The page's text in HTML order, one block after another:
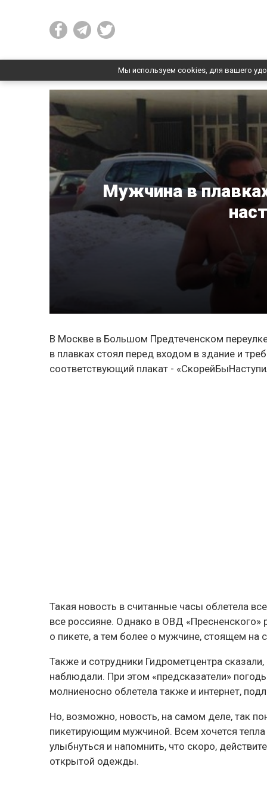
Мы используем cookies, для вашего
Мужчина в
В Москве в Большом Предтеченском
в плавках стоял перед входом в здание и
соответствующий плакат -
Такая новость в считанные часы облетела
все россияне. Однако в ОВД
о пикете, а тем более о мужчине, стоящем на
Также и сотрудники Гидрометцентра
наблюдали. При этом «предсказатели»
молниеносно облетела также и интернет,
Но, возможно, новость, на самом деле, так
пикетирующим мужчиной. Всем хочется тепла
улыбнуться и напомнить, что скоро,
открытой одежды.